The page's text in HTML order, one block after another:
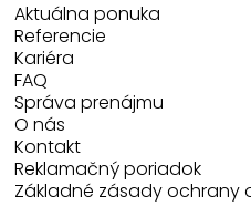
Aktuálna ponuka
Referencie
Kariéra
FAQ
Správa prenájmu
O nás
Kontakt
Reklamačný poriadok
Základné zásady ochrany